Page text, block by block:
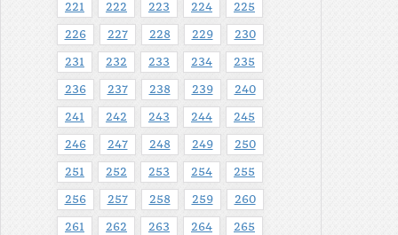
221 222 223 224 225
226 227 228 229 230
231 232 233 234 235
236 237 238 239 240
241 242 243 244 245
246 247 248 249 250
251 252 253 254 255
256 257 258 259 260
261 262 263 264 265